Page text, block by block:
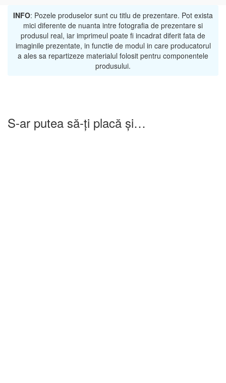
INFO: Pozele produselor sunt cu titlu de prezentare. Pot exista
mici diferente de nuanta intre fotografia de prezentare si
produsul real, iar imprimeul poate fi incadrat diferit fata de
imaginile prezentate, in functie de modul in care producatorul
a ales sa repartizeze materialul folosit pentru componentele
produsului.
S-ar putea să-ți placă și…